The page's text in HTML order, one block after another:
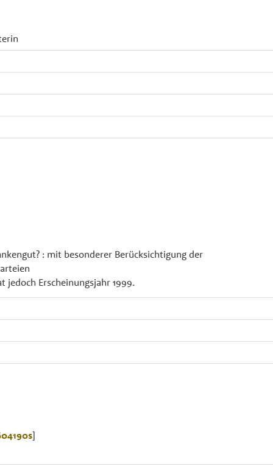
: mit besonderer Berücksichtigung der
jedoch Erscheinungsjahr 1999.
]